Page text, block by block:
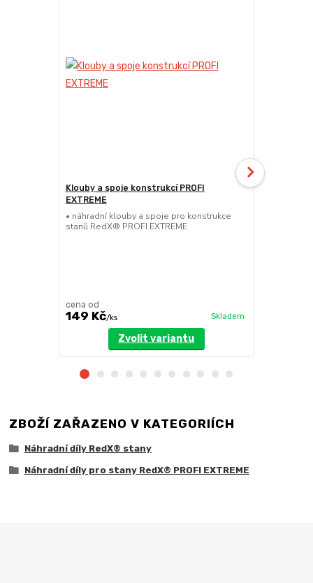
Klouby a spoje konstrukcí PROFI
EXTREME
• náhradní klouby a spoje pro konstrukce
stanů RedX® PROFI EXTREME
cena od
149 Kč/ks Skladem
Zvolit variantu
ZBOŽÍ ZAŘAZENO V KATEGORIÍCH
Náhradní díly RedX® stany
Náhradní díly pro stany RedX® PROFI EXTREME